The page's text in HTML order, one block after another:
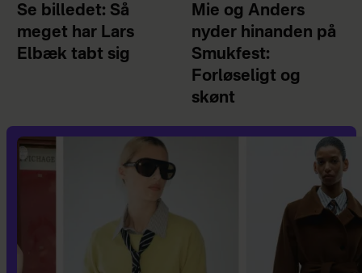
Se billedet: Så
meget har Lars
Elbæk tabt sig
Mie og Anders
nyder hinanden på
Smukfest:
Forløseligt og
skønt